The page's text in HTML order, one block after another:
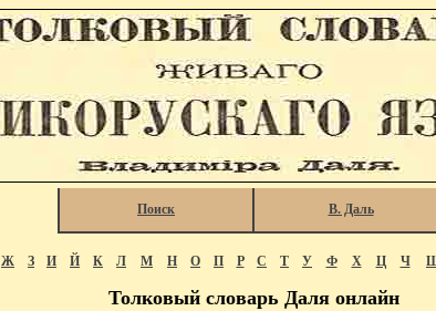
Поиск В. Даль
Ж З И Й К Л М Н О П Р С Т У Ф Х Ц Ч
Толковый словарь Даля онлайн